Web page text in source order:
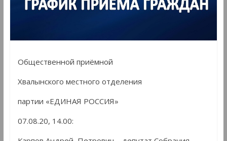
Общественной приёмной
Хвалынского местного отделения
партии «ЕДИНАЯ РОССИЯ»
07.08.20, 14.00: